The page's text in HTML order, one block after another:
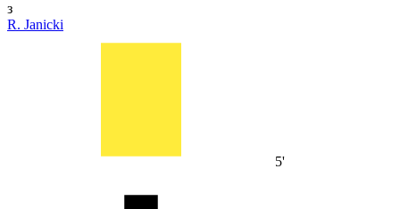
з
R. Janicki
5'